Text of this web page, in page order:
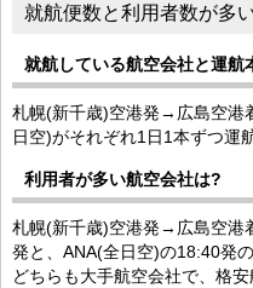
就航便数と利用者数が多
就航している航空会社と運航
札幌(新千歳)空港発→広島空港
日空)がそれぞれ1日1本ずつ運
利用者が多い航空会社は?
札幌(新千歳)空港発→広島空港
発と、ANA(全日空)の18:40発の
どちらも大手航空会社で、格